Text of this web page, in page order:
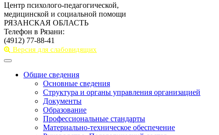
Центр психолого-педагогической,
медицинской и социальной помощи
РЯЗАНСКАЯ ОБЛАСТЬ
Телефон в Рязани:
(4912) 77-88-41
Версия для слабовидящих
Toggle
navigationОбщие сведения
Основные сведения
Структура и органы управления организацией
Документы
Образование
Профессиональные стандарты
Материально-техническое обеспечение